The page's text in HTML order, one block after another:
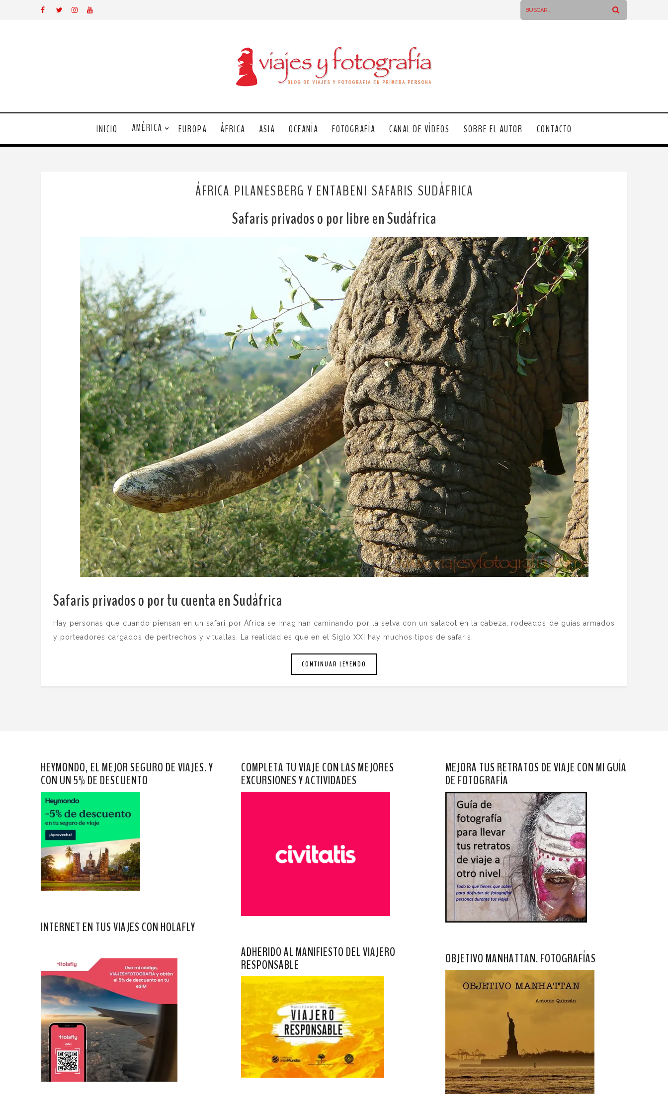
INICIO AMÉRICA EUROPA ÁFRICA ASIA OCEANÍA FOTOGRAFÍA CANAL DE VÍDEOS SOBRE EL AUTOR CONTACTO
ÁFRICA PILANESBERG Y ENTABENI SAFARIS SUDÁFRICA
Safaris privados o por libre en Sudáfrica
Safaris privados o por tu cuenta en Sudáfrica
Hay personas que cuando piensan en un safari por África se imaginan caminando por la selva con un salacot en la cabeza, rodeados de guías armados
y porteadores cargados de pertrechos y vituallas. La realidad es que en el Siglo XXI hay muchos tipos de safaris.
CONTINUAR LEYENDO
HEYMONDO, EL MEJOR SEGURO DE VIAJES. Y
CON UN 5% DE DESCUENTO
INTERNET EN TUS VIAJES CON HOLAFLY
COMPLETA TU VIAJE CON LAS MEJORES
EXCURSIONES Y ACTIVIDADES
ADHERIDO AL MANIFIESTO DEL VIAJERO
RESPONSABLE
MEJORA TUS RETRATOS DE VIAJE CON MI GUÍA
DE FOTOGRAFÍA
OBJETIVO MANHATTAN. FOTOGRAFÍAS